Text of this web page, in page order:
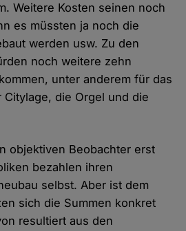
Weitere Kosten seinen noch
es müssten ja noch die
werden usw. Zu den
noch weitere zehn
unter anderem für das
die Orgel und die
objektiven Beobachter erst
bezahlen ihren
selbst. Aber ist dem
sich die Summen konkret
resultiert aus den